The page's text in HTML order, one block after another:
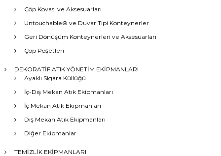
Çöp Kovası ve Aksesuarları
Untouchable® ve Duvar Tipi Konteynerler
Geri Dönüşüm Konteynerleri ve Aksesuarları
Çöp Poşetleri
DEKORATİF ATIK YÖNETİM EKİPMANLARI
Ayaklı Sigara Küllüğü
İç-Dış Mekan Atık Ekipmanları
İç Mekan Atık Ekipmanları
Dış Mekan Atık Ekipmanları
Diğer Ekipmanlar
TEMİZLİK EKİPMANLARI